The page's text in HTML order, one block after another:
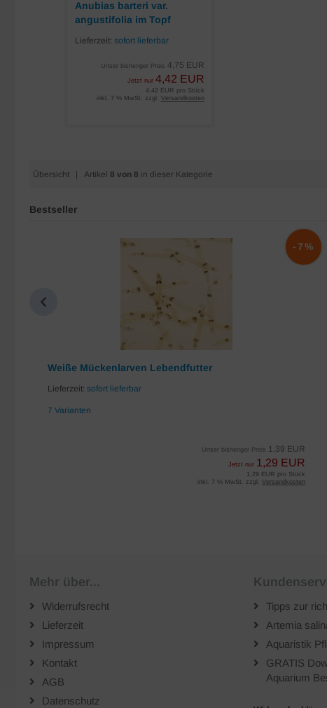
Anubias barteri var.
angustifolia im Topf
Lieferzeit:sofort lieferbar
Unser bisheriger Preis 4,75 EUR
Jetzt nur 4,42 EUR
4,42 EUR pro Stück
inkl. 7 % MwSt. zzgl. Versandkosten
Übersicht | Artikel 8 von 8 in dieser Kategorie
Bestseller
Weiße Mückenlarven Lebendfutter
Lieferzeit: sofort lieferbar
7 Varianten
Unser bisheriger Preis 1,39 EUR
Jetzt nur 1,29 EUR
-7%
1,29 EUR pro Stück
inkl. 7 % MwSt. zzgl. Versandkosten
Mehr über...
Widerrufsrecht
Lieferzeit
Impressum
Kontakt
AGB
Datenschutz
Tipps zur
Artemia
Aquaristik
GRATIS
Aquarium